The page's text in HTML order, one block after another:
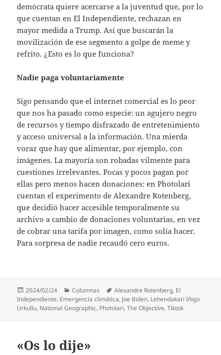
demócrata quiere acercarse a la juventud que, por lo
que cuentan en El Independiente, rechazan en
mayor medida a Trump. Así que buscarán la
movilización de ese segmento a golpe de meme y
refrito. ¿Esto es lo que funciona?
Nadie paga voluntariamente
Sigo pensando que el internet comercial es lo peor
que nos ha pasado como especie: un agujero negro
de recursos y tiempo disfrazado de entretenimiento
y acceso universal a la información. Una mierda
voraz que hay que alimentar, por ejemplo, con
imágenes. La mayoría son robadas vilmente para
cuestiones irrelevantes. Pocas y pocos pagan por
ellas pero menos hacen donaciones: en Photolari
cuentan el experimento de Alexandre Rotenberg,
que decidió hacer accesible temporalmente su
archivo a cambio de donaciones voluntarias, en vez
de cobrar una tarifa por imagen, como solía hacer.
Para sorpresa de nadie recaudó cero euros.
Publicado
el
2024/02/24 Categorías
Columnas Etiquetas
Alexandre Rotenberg, El
Independiente, Emergencia climática, Joe Biden, Lehendakari Iñigo
Urkullu, National Geographic, Photolari,The Objective,Tiktok
«Os lo dije»